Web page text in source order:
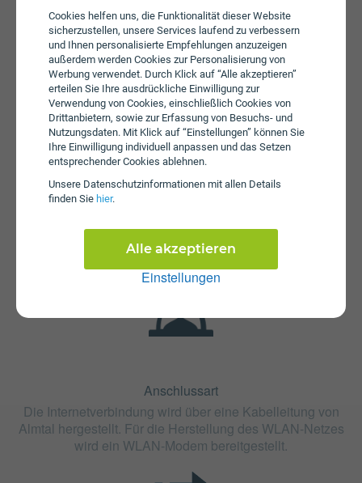
Cookies helfen uns, die Funktionalität dieser Website
sicherzustellen, unsere Services laufend zu verbessern
und Ihnen personalisierte Empfehlungen anzuzeigen
außerdem werden Cookies zur Personalisierung von
Werbung verwendet. Durch Klick auf “Alle akzeptieren”
erteilen Sie Ihre ausdrückliche Einwilligung zur
Verwendung von Cookies, einschließlich Cookies von
Drittanbietern, sowie zur Erfassung von Besuchs- und
Nutzungsdaten. Mit Klick auf “Einstellungen” können Sie
Ihre Einwilligung individuell anpassen und das Setzen
entsprechender Cookies ablehnen.
Unsere Daten­schutz­informationen mit allen Details
finden Sie hier.
Einstellungen
Alle akzeptieren
Beim Tarif Fiber250 fallen monatliche Gebühren von €
47,90 an. Die jährliche Servicepauschale beträgt € 24,00.
Weiters fallen einmalige Gebühren von bis zu € 25,00 an.
Fristen
Die Vertragslaufzeit bei Fiber250 beträgt 12 Monate. Die
Anschlussart
Die Internetverbindung wird über eine Kabelleitung von
Almtal hergestellt. Für die Herstellung des WLAN-Netzes
wird ein WLAN-Modem bereitgestellt.